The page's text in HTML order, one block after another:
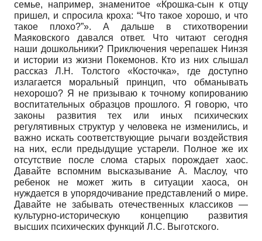
семье, например, знаменитое «Крошка-сын к отцу
пришел, и спросила кроха: “Что такое хорошо, и что
такое плохо?”». А дальше в стихотворении
Маяковского давался ответ. Что читают сегодня
наши дошкольники? Приключения черепашек Нинзя
и истории из жизни Покемонов. Кто из них слышал
рассказ Л.Н. Толстого «Косточка», где доступно
излагается моральный принцип, что обманывать
нехорошо? Я не призываю к точному копированию
воспитательных образцов прошлого. Я говорю, что
законы развития тех или иных психических
регулятивных структур у человека не изменились, и
важно искать соответствующие рычаги воздействия
на них, если предыдущие устарели. Полное же их
отсутствие после слома старых порождает хаос.
Давайте вспомним высказывание А. Маслоу, что
ребенок не может жить в ситуации хаоса, он
нуждается в упорядочивание представлений о мире.
Давайте не забывать отечественных классиков —
культурно-историческую концепцию развития
высших психических функций Л.С. Выготского.